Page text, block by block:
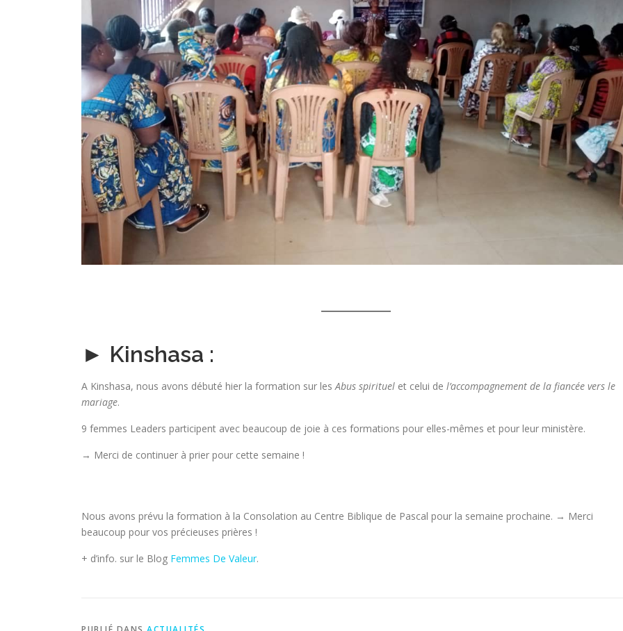
► Kinshasa :
A Kinshasa, nous avons débuté hier la formation sur lesAbus spirituel et celui de l’accompagnement de la fiancée vers le
mariage.
9 femmes Leaders participent avec beaucoup de joie à ces formations pour elles-mêmes et pour leur ministère.
→ Merci de continuer à prier pour cette semaine !
Nous avons prévu la formation à la Consolation au Centre Biblique de Pascal pour la semaine prochaine. → Merci
beaucoup pour vos précieuses prières !
+ d’info. sur le Blog Femmes De Valeur.